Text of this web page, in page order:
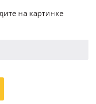
на картинке